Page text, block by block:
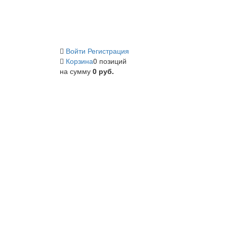
Войти Регистрация
Корзина0 позиций
на сумму 0 руб.